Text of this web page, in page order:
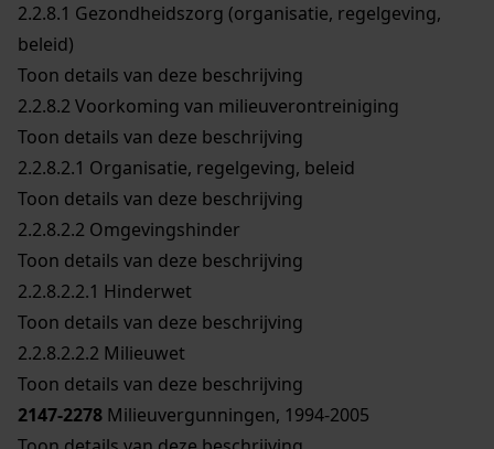
2.2.8.1 Gezondheidszorg (organisatie, regelgeving,
beleid)
Toon details van deze beschrijving
2.2.8.2 Voorkoming van milieuverontreiniging
Toon details van deze beschrijving
2.2.8.2.1 Organisatie, regelgeving, beleid
Toon details van deze beschrijving
2.2.8.2.2 Omgevingshinder
Toon details van deze beschrijving
2.2.8.2.2.1 Hinderwet
Toon details van deze beschrijving
2.2.8.2.2.2 Milieuwet
Toon details van deze beschrijving
2147-2278 Milieuvergunningen, 1994-2005